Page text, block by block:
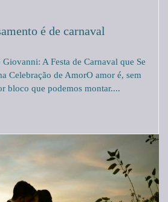
é de carnaval
Giovanni: A Festa de Carnaval que Se
Celebração de AmorO amor é, sem
bloco que podemos montar....